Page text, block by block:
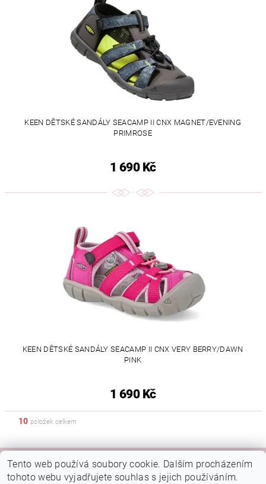
KEEN DĚTSKÉ SANDÁLY SEACAMP II CNX MAGNET/EVENING
PRIMROSE
1 690 Kč
KEEN DĚTSKÉ SANDÁLY SEACAMP II CNX VERY BERRY/DAWN
PINK
1 690 Kč
10 položek celkem
Kamenná prodejna Brno | Rady a tipy | Google mapa | Fotky prodejny
Náš FB
Tento web používá soubory cookie. Dalším procházením
tohoto webu vyjadřujete souhlas s jejich používáním.